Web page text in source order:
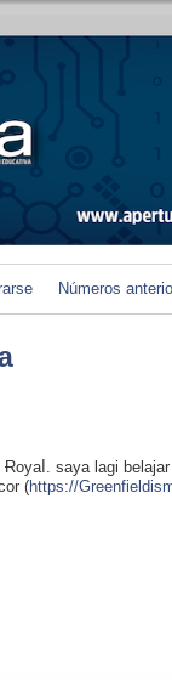
Números
saya laɡi
(https://